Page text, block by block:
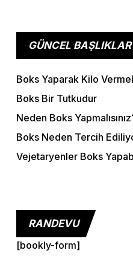
GÜNCEL BAŞLIKLAR
Boks Yaparak Kilo
Boks Bir Tutkudur
Neden Boks
Boks Neden Tercih
Vejetaryenler Boks
RANDEVU
[bookly-form]